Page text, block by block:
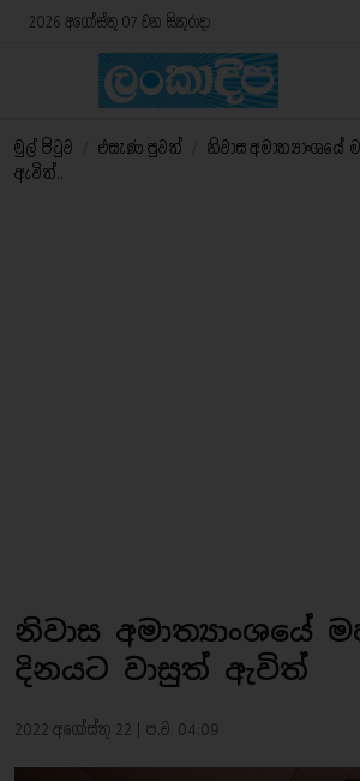
2026 අගෝස්තු 07 වන සිකුරාදා
මුල් පිටුව එසැණ පුවත්
නිවාස අමාත්‍යාංශයේ
ඇවිත්..
නිවාස අමාත්‍යාංශයේ
දිනයට වාසුත් ඇවිත්
2022 අගෝස්තු 22 | ප.ව. 04:09